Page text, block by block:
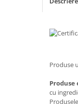
Produse
cu